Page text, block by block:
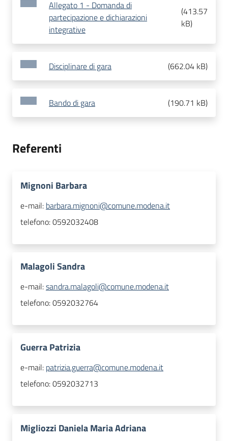
Allegato 1 - Domanda di
partecipazione e dichiarazioni
integrative
(413.57
kB)
Disciplinare di gara (662.04 kB)
Bando di gara (190.71 kB)
Referenti
Mignoni Barbara
e-mail: barbara.mignoni@comune.modena.it
telefono:0592032408
Malagoli Sandra
e-mail:sandra.malagoli@comune.modena.it
telefono:0592032764
Guerra Patrizia
e-mail: patrizia.guerra@comune.modena.it
telefono:0592032713
Migliozzi Daniela Maria Adriana